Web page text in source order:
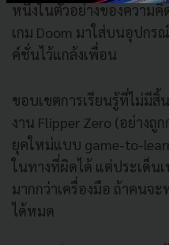
หนึ่งในตัวอย่างของความ
เกม Doom มาใส่บนอุปก
ค์ชั่นไว้แกล้งเพื่อน
ขอบเขตการเรียนรู้ที่ไม่มี
งาน Flipper Zero (อย่างถู
ยุคใหม่แบบ game-to-
ในทางที่ผิดได้ แต่ประเด็น
มากกว่าเครื่องมือ ถ้าคนจ
ได้หมด